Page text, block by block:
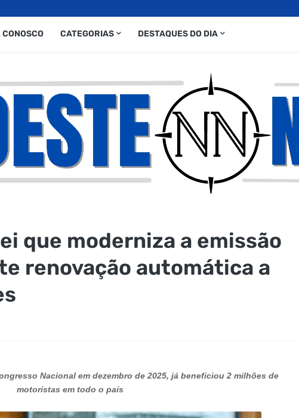
CONOSCO CATEGORIAS DESTAQUES DO DIA
que moderniza a emissão
renovação automática a
Nacional em dezembro de 2025, já beneficiou 2 milhões de
motoristas em todo o país